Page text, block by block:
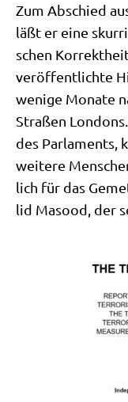
Zum Abschied
läßt er eine
schen
ver­öf­fent­lich­te
weni­ge Mona­te
Stra­ßen
des Par­la­ments,
wei­te­re
lich für das
lid Maso­od, der